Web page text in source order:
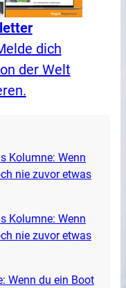
dich
der Welt
Kolumne: Wenn
nie zuvor etwas
Kolumne: Wenn
nie zuvor etwas
Wenn du ein Boot